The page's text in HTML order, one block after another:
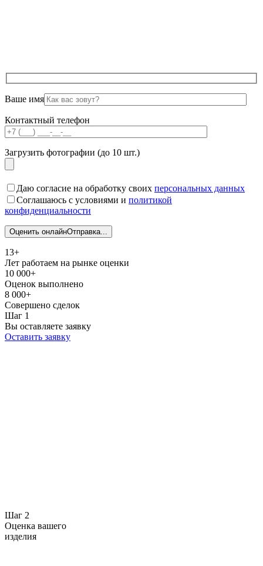
Ваше имя
Контактный телефон
Загрузить фотографии (до 10 шт.)
Даю согласие на обработку своих персональных данных
Соглашаюсь с условиями и политикой
конфиденциальности
Оценить онлайнОтправка...
13+
Лет работаем на рынке оценки
10 000+
Оценок выполнено
8 000+
Совершено сделок
Шаг 1
Вы оставляете заявку
Оставить заявку
Шаг 2
Оценка вашего
изделия